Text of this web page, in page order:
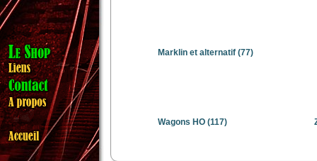
Marklin et alternatif (77)
Wagons HO (117)